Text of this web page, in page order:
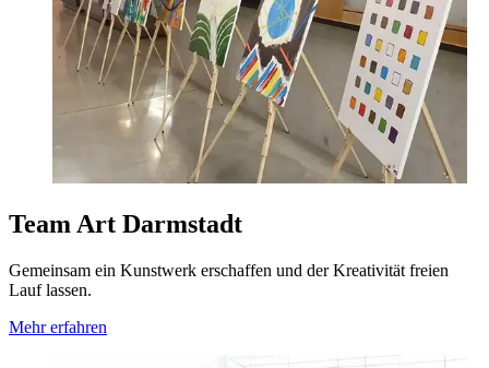
Team Art Darmstadt
Gemeinsam ein Kunstwerk erschaffen und der Kreativität freien
Lauf lassen.
Mehr erfahren